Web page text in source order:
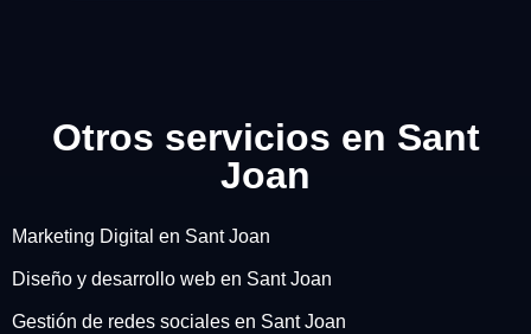
Otros servicios en Sant
Joan
Marketing Digital en Sant Joan
Diseño y desarrollo web en Sant Joan
Gestión de redes sociales en Sant Joan